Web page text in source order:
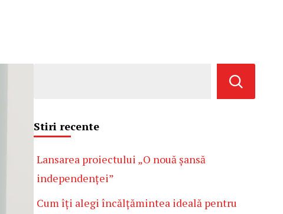
Stiri recente
Lansarea proiectului „O nouă șansă
independenței”
Cum îți alegi încălțămintea ideală pentru